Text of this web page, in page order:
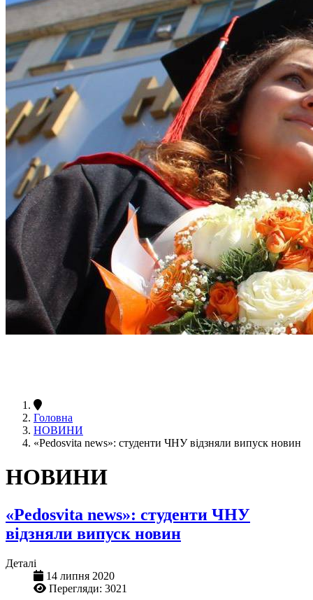
Головна
НОВИНИ
«Pedosvita news»: студенти ЧНУ відзняли випуск новин
НОВИНИ
«Pedosvita news»: студенти ЧНУ
відзняли випуск новин
Деталі
14 липня 2020
Перегляди: 3021